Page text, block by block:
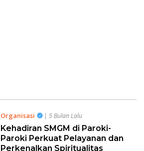
Organisasi | 5 Bulan Lalu
Kehadiran SMGM di Paroki-
Paroki Perkuat Pelayanan dan
Perkenalkan Spiritualitas